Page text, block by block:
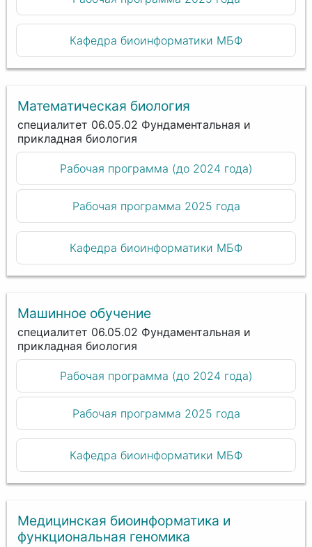
Кафедра биоинформатики МБФ
Математическая биология
специалитет 06.05.02 Фундаментальная и
прикладная биология
Рабочая программа (до 2024 года)
Рабочая программа 2025 года
Кафедра биоинформатики МБФ
Машинное обучение
специалитет 06.05.02 Фундаментальная и
прикладная биология
Рабочая программа (до 2024 года)
Рабочая программа 2025 года
Кафедра биоинформатики МБФ
Медицинская биоинформатика и
функциональная геномика